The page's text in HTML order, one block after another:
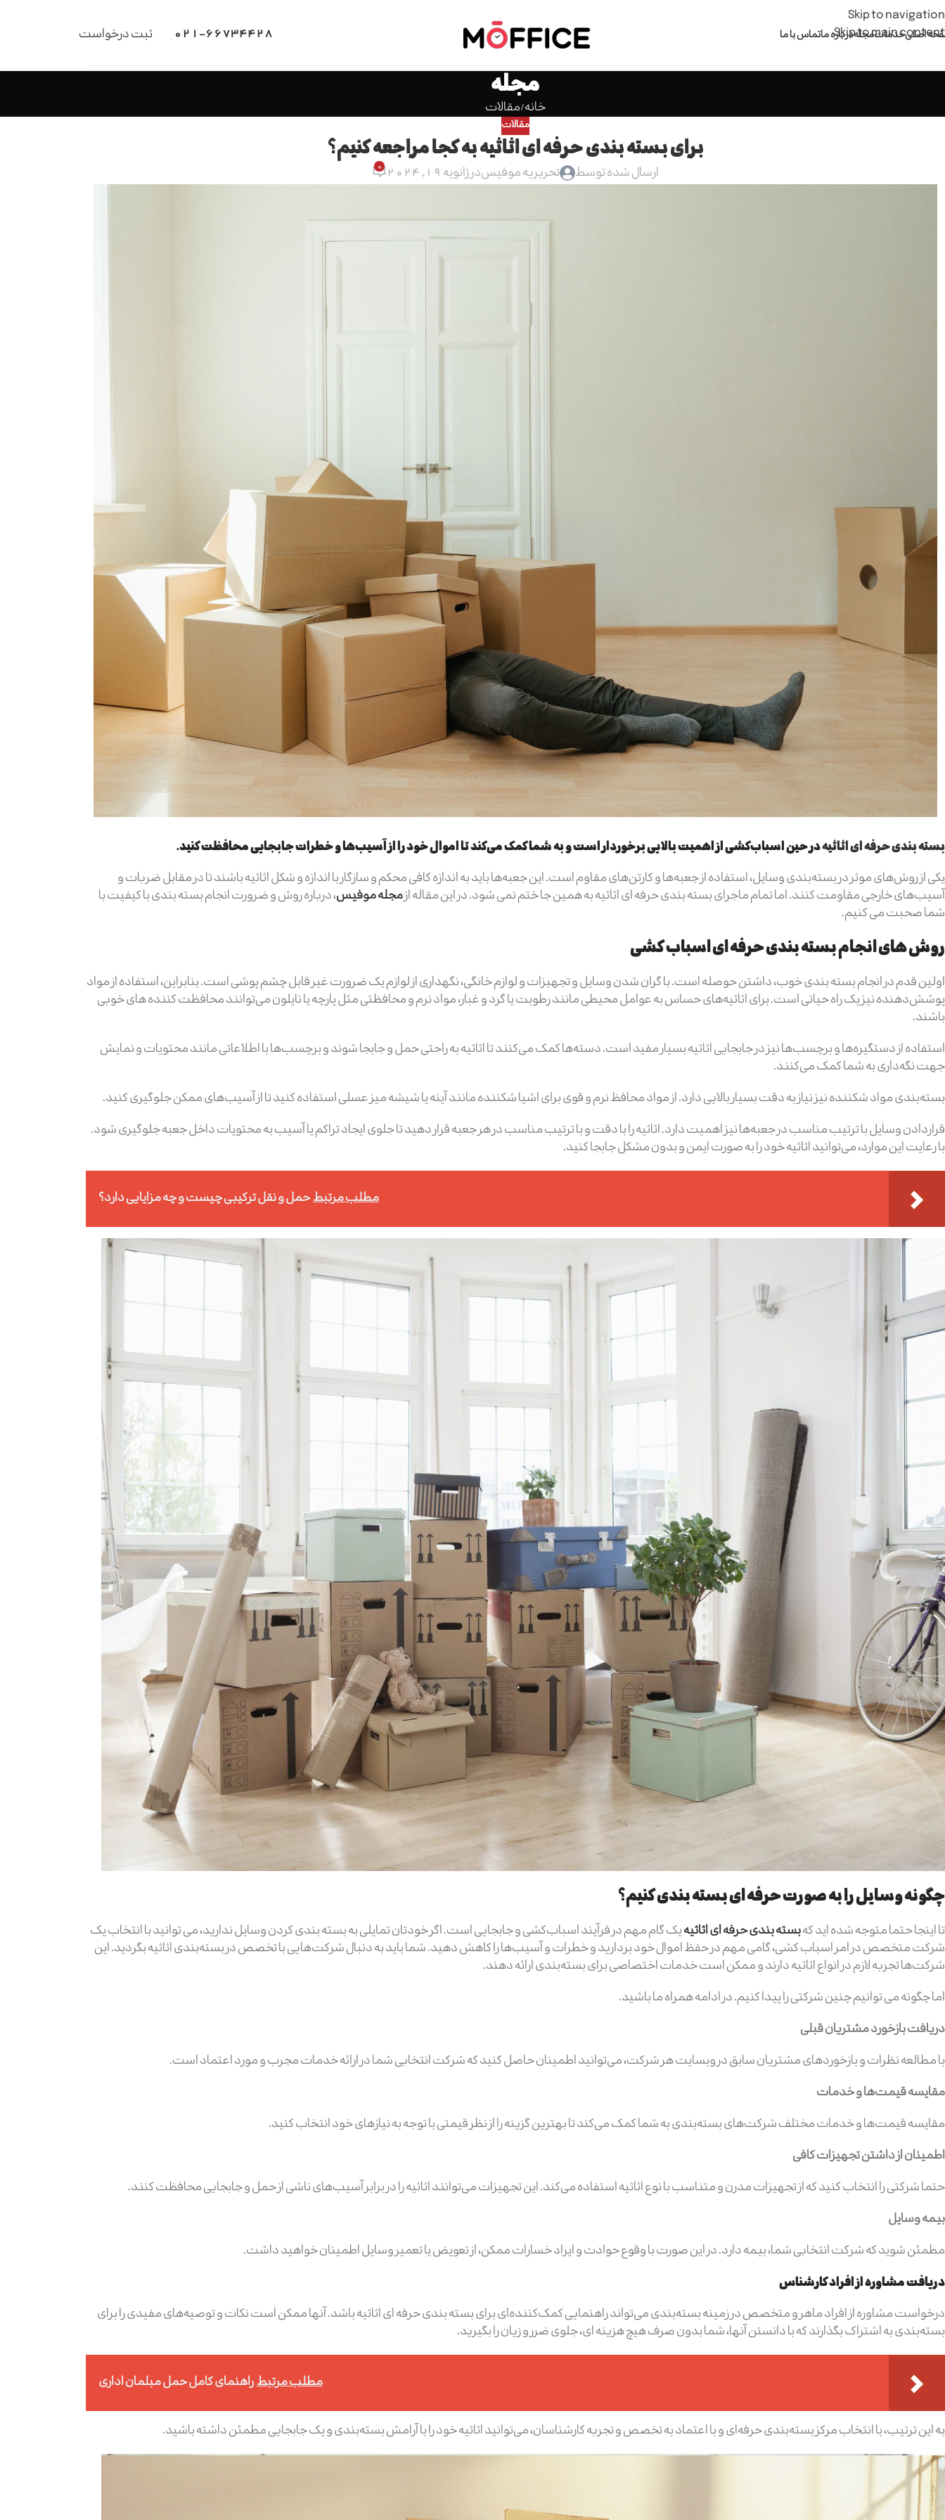
Skip to navigation
Skip to main content
اصلیخدماتمجلهدرباره ماتماس با ما 021-66734428 ثبت درخواست
مجله
خانه مقالات
مقالات
برای بسته بندی حرفه ای اثاثیه به کجا مراجعه کنیم؟
ارسال شده توسط تحریریه موفیسدر ژانویه 19, 2024 0
بسته‌ بندی حرفه ای اثاثیهدر حین اسباب‌کشی از اهمیت بالایی برخوردار است و به شما کمک می‌کند تا اموال خود را از آسیب‌ها و خطرات جابجایی محافظت کنید.
یکی از روش‌های موثر در بسته‌بندی وسایل، استفاده از جعبه‌ها و کارتن‌های مقاوم است. این جعبه‌ها باید به اندازه کافی محکم و سازگار با اندازه و شکل اثاثیه باشند تا در مقابل ضربات و
آسیب‌های خارجی مقاومت کنند. اما تمام ماجرای بسته بندی حرفه ای اثاثیه به همین جا ختم نمی شود. در این مقاله ازمجله موفیس، درباره روش و ضرورت انجام بسته بندی با کیفیت با
شما صحبت می کنیم.
روش های انجام بسته بندی حرفه ای اسباب کشی
اولین قدم در انجام بسته بندی خوب، داشتن حوصله است. با گران شدن وسایل و تجهیزات و لوازم خانگی، نگهداری از لوازم یک ضرورت غیر قابل چشم پوشی است. بنابراین، استفاده از مواد
پوشش‌دهنده نیز یک راه حیاتی است. برای اثاثیه‌های حساس به عوامل محیطی مانند رطوبت یا گرد و غبار، مواد نرم و محافظتی مثل پارچه یا نایلون می‌توانند محافظت کننده های خوبی
باشند.
استفاده از دستگیره‌ها و برچسب‌ها نیز در جابجایی اثاثیه بسیار مفید است. دسته‌ها کمک می‌کنند تا اثاثیه به راحتی حمل و جابجا شوند و برچسب‌ها با اطلاعاتی مانند محتویات و نمایش
جهت نگه‌داری به شما کمک می‌کنند.
بسته‌بندی مواد شکننده نیز نیاز به دقت بسیار بالایی دارد. از مواد محافظ نرم و قوی برای اشیا شکننده مانند آینه یا شیشه میز عسلی استفاده کنید تا از آسیب‌های ممکن جلوگیری کنید.
قراردادن وسایل با ترتیب مناسب در جعبه‌ها نیز اهمیت دارد. اثاثیه را با دقت و با ترتیب مناسب در هر جعبه قرار دهید تا جلوی ایجاد تراکم یا آسیب به محتویات داخل جعبه جلوگیری شود.
با رعایت این موارد، می‌توانید اثاثیه‌ خود را به صورت ایمن و بدون مشکل جابجا کنید.
مطلب مرتبطحمل و نقل ترکیبی چیست و چه مزایایی دارد؟
چگونه وسایل را به صورت حرفه ای بسته بندی کنیم؟
تا اینجا حتما متوجه شده اید کهبسته بندی حرفه ای اثاثیهیک گام مهم در فرآیند اسباب‌کشی و جابجایی است. اگر خودتان تمایلی به بسته بندی کردن وسایل ندارید، می توانید با انتخاب یک
شرکت متخصص در امر اسباب کشی، گامی مهم در حفظ اموال خود بردارید و خطرات و آسیب‌ها را کاهش دهید. شما باید به دنبال شرکت‌هایی با تخصص در بسته‌بندی اثاثیه بگردید. این
شرکت‌ها تجربه لازم در انواع اثاثیه دارند و ممکن است خدمات اختصاصی برای بسته‌بندی ارائه دهند.
اما چگونه می توانیم چنین شرکتی را پیدا کنیم. در ادامه همراه ما باشید.
دریافت بازخورد مشتریان قبلی
با مطالعه نظرات و بازخوردهای مشتریان سابق در وبسایت هر شرکت، می‌توانید اطمینان حاصل کنید که شرکت انتخابی شما در ارائه خدمات مجرب و مورد اعتماد است.
مقایسه قیمت‌ها و خدمات
مقایسه قیمت‌ها و خدمات مختلف شرکت‌های بسته‌بندی به شما کمک می‌کند تا بهترین گزینه را از نظر قیمتی با توجه به نیازهای خود انتخاب کنید.
اطمینان از داشتن تجهیزات کافی
حتما شرکتی را انتخاب کنید که از تجهیزات مدرن و متناسب با نوع اثاثیه استفاده می‌کند. این تجهیزات می‌توانند اثاثیه را در برابر آسیب‌های ناشی از حمل و جابجایی محافظت کنند.
بیمه وسایل
مطمئن شوید که شرکت انتخابی شما، بیمه دارد. در این صورت با وقوع حوادث و ایراد خسارات ممکن، از تعویض یا تعمیر وسایل اطمینان خواهید داشت.
دریافت مشاوره از افراد کارشناس
درخواست مشاوره از افراد ماهر و متخصص در زمینه بسته‌بندی می‌تواند راهنمایی کمک‌کننده‌ای برای بسته بندی حرفه ای اثاثیه باشد. آنها ممکن است نکات و توصیه‌های مفیدی را برای
بسته‌بندی به اشتراک بگذارند که با دانستن آنها، شما بدون صرف هیچ هزینه ای، جلوی ضرر و زیان را بگیرید.
مطلب مرتبطراهنمای کامل حمل مبلمان اداری
به این ترتیب، با انتخاب مرکز بسته‌بندی حرفه‌ای و با اعتماد به تخصص و تجربه کارشناسان، می‌توانید اثاثیه‌ خود را با آرامش بسته‌بندی و یک جابجایی مطمئن داشته باشید.